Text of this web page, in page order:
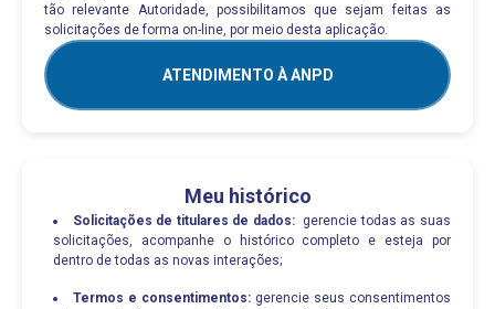
tão relevante Autoridade, possibilitamos que sejam feitas as
solicitações de forma on-line, por meio desta aplicação.
ATENDIMENTO À ANPD
Meu histórico
Solicitações de titulares de dados: gerencie todas as suas
solicitações, acompanhe o histórico completo e esteja por
dentro de todas as novas interações;
Termos e consentimentos: gerencie seus consentimentos